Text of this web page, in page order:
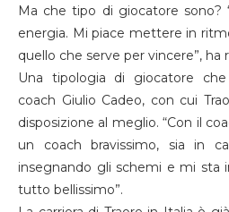
Ma che tipo di giocatore sono?
energia. Mi piace mettere in
quello che serve per vincere”, ha
Una tipologia di giocatore
coach Giulio Cadeo, con cui
disposizione al meglio. “Con il
un coach bravissimo, sia in
insegnando gli schemi e mi sta
tutto bellissimo”.